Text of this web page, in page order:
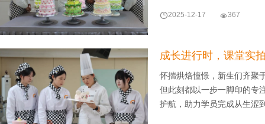
2025-12-17 367
成长进行时，课堂实
怀揣烘焙憧憬，新生们齐聚
但此刻都以一步一脚印的专
护航，助力学员完成从生